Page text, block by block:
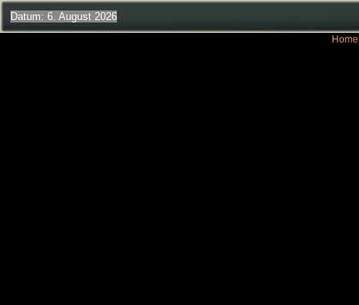
Datum: 6. August 2026